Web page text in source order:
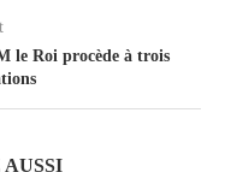
le Roi procède à trois